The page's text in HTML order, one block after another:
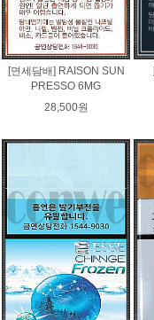
[면세담배] RAISON SUN
PRESSO 6MG
28,500원